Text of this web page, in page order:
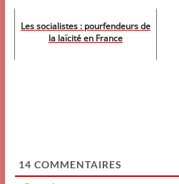
Les socialistes : pourfendeurs de
la laïcité en France
14 COMMENTAIRES